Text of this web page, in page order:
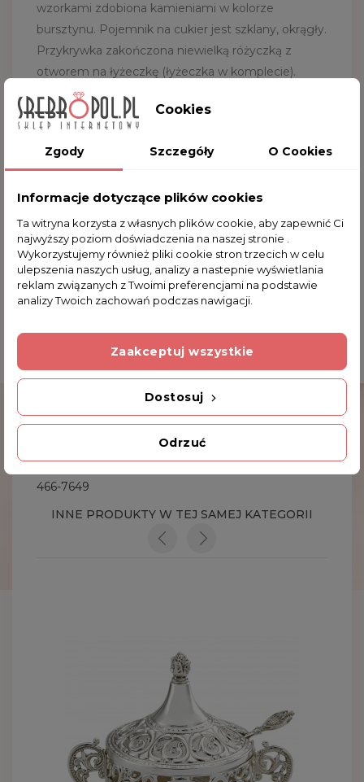
wzorkami zdobiona kamieniami w kolorze
bursztynu. Pojemnik na cukier jest szklany, okrągły.
Przykrywka zakończona niewielką różyczką z
otworem na łyżeczkę (łyżeczka w komplecie).
Cukiernica do codziennego użytku jak również
doskonała jako ozdoba na każdy stół. Serdecznie
Wymiary:
15.0x13.0 cm (szer. z uchwytami)
Średnica szkła:9.0 cm
Kruszec:metal posrebrzany
Komentarze (0)
Na razie nie dodano żadnej recenzji.
Dodatkowe Informacje
466-7649
INNE PRODUKTY W TEJ SAMEJ KATEGORII
Cookies
Zgody Szczegóły O Cookies
Informacje dotyczące plików cookies
Ta witryna korzysta z własnych plików cookie, aby zapewnić Ci
najwyższy poziom doświadczenia na naszej stronie .
Wykorzystujemy również pliki cookie stron trzecich w celu
ulepszenia naszych usług, analizy a nastepnie wyświetlania
reklam związanych z Twoimi preferencjami na podstawie
analizy Twoich zachowań podczas nawigacji.
Odrzuć
Dostosuj
Zaakceptuj wszystkie